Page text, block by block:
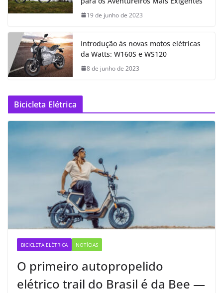
19 de junho de 2023
Introdução às novas motos elétricas
da Watts: W160S e WS120
8 de junho de 2023
Bicicleta Elétrica
BICICLETA ELÉTRICA NOTÍCIAS
O primeiro autopropelido
elétrico trail do Brasil é da Bee —